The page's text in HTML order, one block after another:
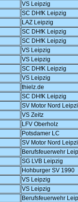
VS Leipzig
SC DHfK Leipzig
LAZ Leipzig
SC DHfK Leipzig
SC DHfK Leipzig
VS Leipzig
VS Leipzig
SC DHfK Leipzig
VS Leipzig
thielz.de
SC DHfK Leipzig
SV Motor Nord
VS Zeitz
LFV Oberholz
Potsdamer LC
SV Motor Nord
Berufsfeuerwehr
SG LVB Leipzig
Hohburger SV 1990
VS Leipzig
VS Leipzig
Berufsfeuerwehr